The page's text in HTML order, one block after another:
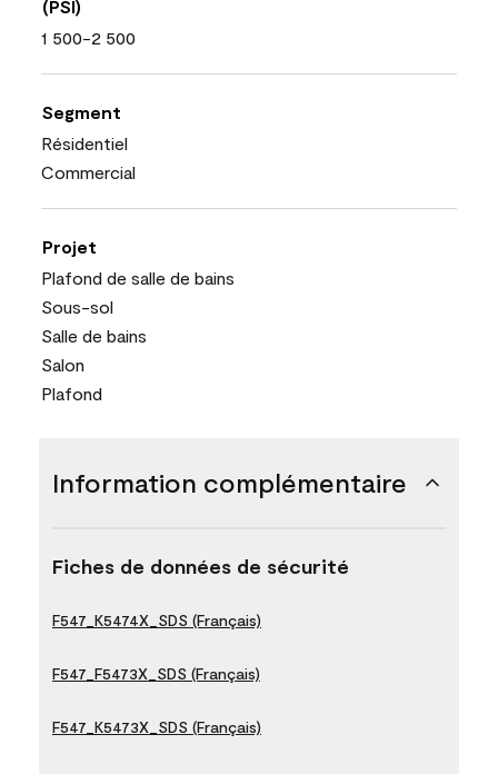
(PSI)
1 500-2 500
Segment
Résidentiel
Commercial
Projet
Plafond de salle de bains
Sous-sol
Salle de bains
Salon
Plafond
Information complémentaire
Fiches de données de sécurité
F547_K5474X_SDS (Français)
F547_F5473X_SDS (Français)
F547_K5473X_SDS (Français)